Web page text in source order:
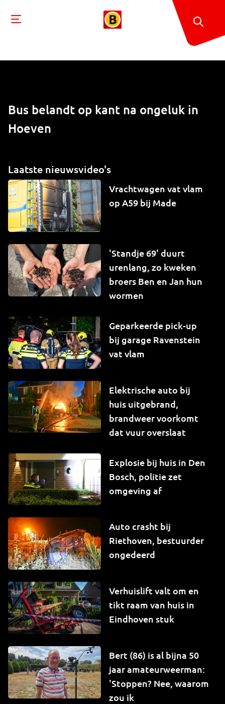
Bus belandt op kant na ongeluk in
Hoeven
Laatste nieuwsvideo's
Vrachtwagen vat vlam
op A59 bij Made
'Standje 69' duurt
urenlang, zo kweken
broers Ben en Jan hun
wormen
Geparkeerde pick-up
bij garage Ravenstein
vat vlam
Elektrische auto bij
huis uitgebrand,
brandweer voorkomt
dat vuur overslaat
Explosie bij huis in Den
Bosch, politie zet
omgeving af
Auto crasht bij
Riethoven, bestuurder
ongedeerd
Verhuislift valt om en
tikt raam van huis in
Eindhoven stuk
Bert (86) is al bijna 50
jaar amateurweerman:
'Stoppen? Nee, waarom
zou ik